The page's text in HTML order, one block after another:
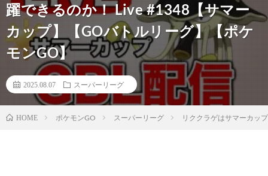
躍できるのか！ Live #1348【サマー
カップ】【GOバトルリーグ】【ポケ
モンGO】
2025.08.07 スーパーリーグ
HOME ポケモンGO スーパーリーグ リククラゲはサマーカッ